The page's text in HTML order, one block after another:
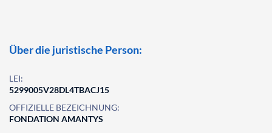
Über die juristische Person:
LEI:
5299005V28DL4TBACJ15
OFFIZIELLE BEZEICHNUNG:
FONDATION AMANTYS